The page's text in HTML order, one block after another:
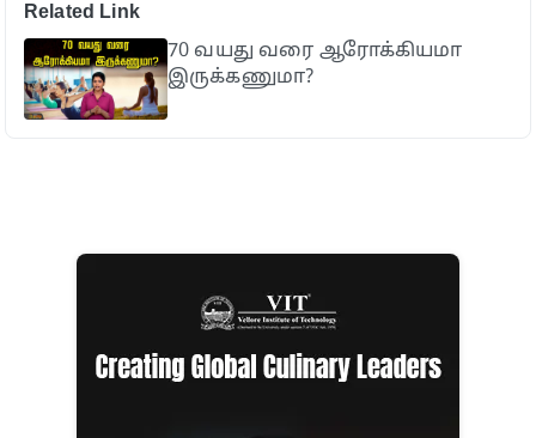
Related Link
70 வயது வரை ஆரோக்கியமா
இருக்கணுமா?